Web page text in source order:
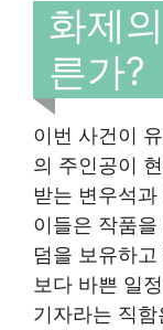
화제
른가?
이번 사건이
의 주인공이
받는 변우석
이들은 작품
덤을 보유하
보다 바쁜 일
기자라는 직